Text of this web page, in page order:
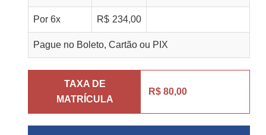
Por 6x R$ 234,00
Pague no Boleto, Cartão ou PIX
TAXA DE
MATRÍCULA
R$ 80,00